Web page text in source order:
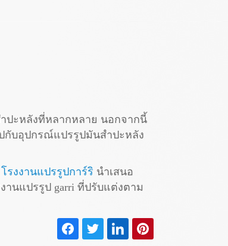
ปะหลังที่หลากหลาย นอกจากนี้
กับอุปกรณ์แปรรูปมันสำปะหลัง
โรงงานแปรรูปการ์ริ นำเสนอ
านแปรรูป garri ที่ปรับแต่งตาม